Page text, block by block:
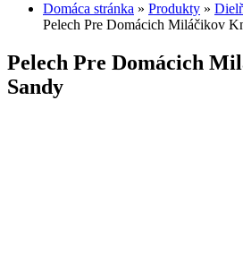
Domáca stránka » Produkty »
Pelech Pre Domácich Miláčikov
Pelech Pre Domácich
Sandy